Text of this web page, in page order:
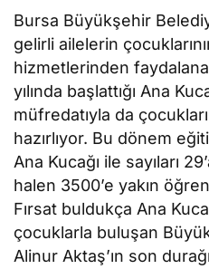
Bursa Büyükşehir
gelirli ailelerin
hizmetlerinden
yılında başlattığı Ana
müfredatıyla da
hazırlıyor. Bu dönem
Ana Kucağı ile sayıları
halen 3500’e yakın
Fırsat buldukça Ana
çocuklarla buluşan
Alinur Aktaş’ın son